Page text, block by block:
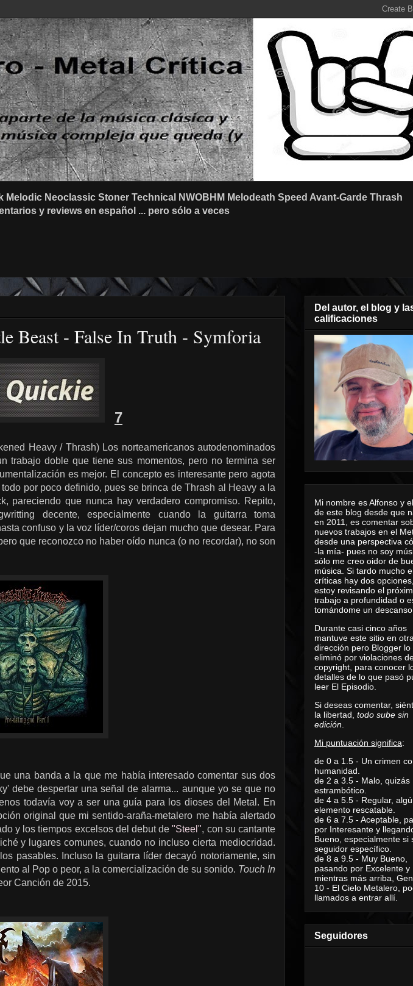
Neoclassic Stoner Technical NWOBHM Melodeath Speed Avant-Garde Thrash
y reviews en español ... pero sólo a veces
Beast - False In Truth - Symforia
7
Heavy / Thrash) Los norteamericanos autodenominados
trabajo doble que tiene sus momentos, pero no termina ser
es mejor. El concepto es interesante pero agota
por poco definido, pues se brinca de Thrash al Heavy a la
pareciendo que nunca hay verdadero compromiso. Repito,
decente, especialmente cuando la guitarra toma
confuso y la voz líder/coros dejan mucho que desear. Para
que reconozco no haber oído nunca (o no recordar), no son
una banda a la que me había interesado comentar sus dos
debe despertar una señal de alarma... aunque yo se que no
todavía voy a ser una guía para los dioses del Metal. En
original que mi sentido-araña-metalero me había alertado
y los tiempos excelsos del debut de"Steel", con su cantante
y lugares comunes, cuando no incluso cierta mediocridad.
pasables. Incluso la guitarra líder decayó notoriamente, sin
al Pop o peor, a la comercialización de su sonido. Touch In
Canción de 2015.
Del autor, el blog y
calificaciones
Mi nombre es Alfonso y
de este blog desde que
en 2011, es comentar
nuevos trabajos en el
desde una perspectiva
-la mía- pues no soy
sólo me creo oidor de
música. Si tardo mucho
críticas hay dos
estoy revisando el
trabajo a profundidad o
tomándome un
Durante casi cinco años
mantuve este sitio en
dirección pero Blogger lo
eliminó por violaciones
copyright, para conocer
detalles de lo que pasó
leer El Episodio
Si deseas comentar,
la libertad, todo sube sin
edición
Mi puntuación significa:
de 0 a 1.5 - Un crimen
humanidad.
de 2 a 3.5 - Malo, quizás
estrambótico.
de 4 a 5.5 - Regular,
elemento rescatable.
de 6 a 7.5 - Aceptable,
por Interesante y
Bueno, especialmente si
seguidor específico.
de 8 a 9.5 - Muy Bueno,
pasando por Excelente y
mientras más arriba,
10 - El Cielo Metalero,
llamados a entrar allí.
Seguidores